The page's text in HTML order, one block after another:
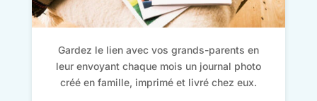
Gardez le lien avec vos grands-parents en
leur envoyant chaque mois un journal photo
créé en famille, imprimé et livré chez eux.